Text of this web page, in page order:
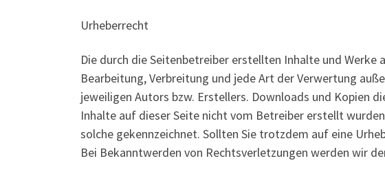
Urheberrecht
Die durch die Seitenbetreiber erstellten Inhalte und
Bearbeitung, Verbreitung und jede Art der Verwertung
jeweiligen Autors bzw. Erstellers. Downloads und Kopien
Inhalte auf dieser Seite nicht vom Betreiber erstellt
solche gekennzeichnet. Sollten Sie trotzdem auf eine
Bei Bekanntwerden von Rechtsverletzungen werden wir